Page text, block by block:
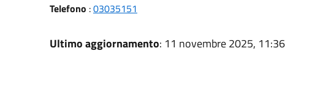
Telefono :03035151
Ultimo aggiornamento: 11 novembre 2025, 11:36